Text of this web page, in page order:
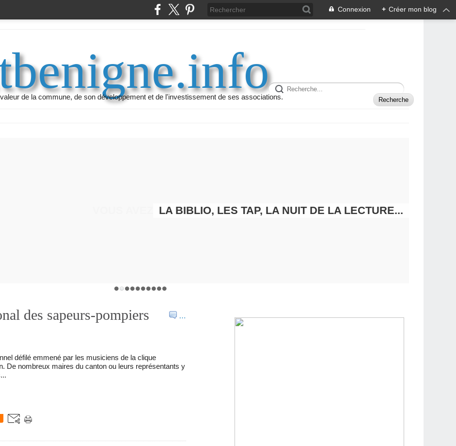
Connexion + Créer mon blog
de la commune, de son développement et de l'investissement de ses associations.
LA BIBLIO, LES TAP, LA NUIT DE LA LECTURE...
…
des sapeurs-pompiers
défilé emmené par les musiciens de la clique
De nombreux maires du canton ou leurs représentants y